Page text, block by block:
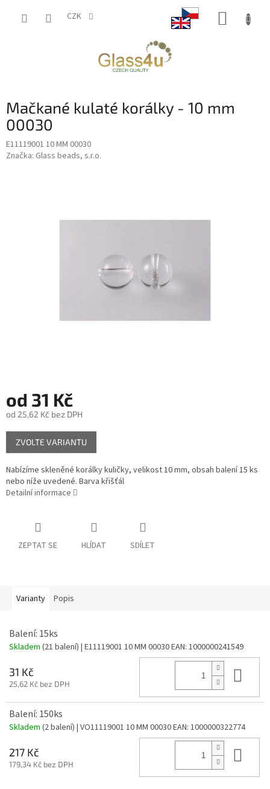
CZK
Mačkané kulaté korálky - 10 mm
00030
E11119001 10 MM 00030
Značka: Glass beads, s.r.o.
od 31 Kč
od 25,62 Kč bez DPH
Měrná
cena:
ZVOLTE VARIANTU
Nabízíme skleněné korálky kuličky, velikost 10 mm, obsah balení 15 ks
nebo níže uvedené. Barva křišťál
Detailní informace
ZEPTAT SE HLÍDAT SDÍLET
Varianty Popis
Balení: 15ks
Skladem (21 balení) | E11119001 10 MM 00030EAN: 1000000241549
31 Kč
25,62 Kč bez DPH
Balení: 150ks
Skladem (2 balení) | VO11119001 10 MM 00030EAN: 1000000322774
217 Kč
179,34 Kč bez DPH